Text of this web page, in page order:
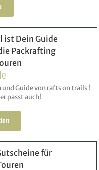
Guide von rafts on trails !
passt auch!